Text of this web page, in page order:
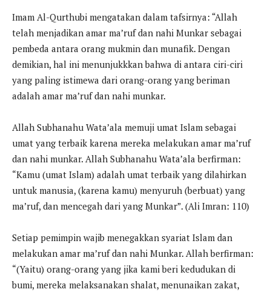
Imam Al-Qurthubi mengatakan dalam tafsirnya: “Allah
telah menjadikan amar ma’ruf dan nahi Munkar sebagai
pembeda antara orang mukmin dan munafik. Dengan
demikian, hal ini menunjukkkan bahwa di antara ciri-ciri
yang paling istimewa dari orang-orang yang beriman
adalah amar ma’ruf dan nahi munkar.
Allah Subhanahu Wata’ala memuji umat Islam sebagai
umat yang terbaik karena mereka melakukan amar ma’ruf
dan nahi munkar. Allah Subhanahu Wata’ala berfirman:
“Kamu (umat Islam) adalah umat terbaik yang dilahirkan
untuk manusia, (karena kamu) menyuruh (berbuat) yang
ma’ruf, dan mencegah dari yang Munkar”. (Ali Imran: 110)
Setiap pemimpin wajib menegakkan syariat Islam dan
melakukan amar ma’ruf dan nahi Munkar. Allah berfirman:
“(Yaitu) orang-orang yang jika kami beri kedudukan di
bumi, mereka melaksanakan shalat, menunaikan zakat,